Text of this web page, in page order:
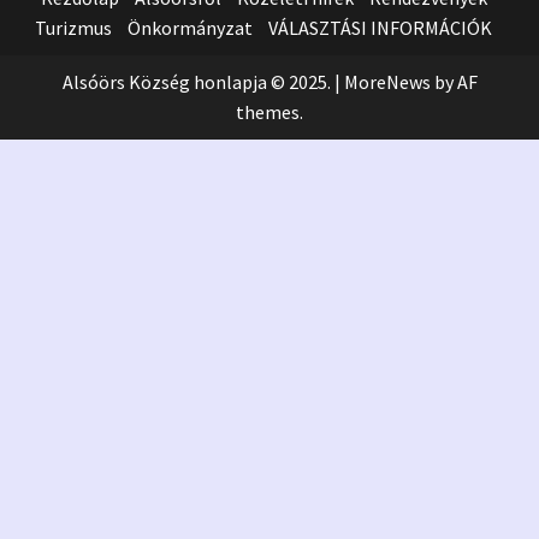
Turizmus
Önkormányzat VÁLASZTÁSI INFORMÁCIÓK
Alsóörs Község honlapja © 2025. | MoreNews by AF
themes.